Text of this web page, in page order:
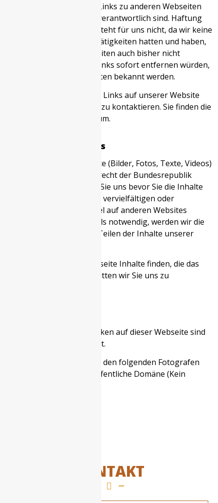
Unsere Webseite enthält Links zu anderen Webseiten
für deren Inhalt wir nicht verantwortlich sind. Haftung
für verlinkte Websites besteht für uns nicht, da wir keine
Kenntnis rechtswidriger Tätigkeiten hatten und haben,
uns solche Rechtswidrigkeiten auch bisher nicht
aufgefallen sind und wir Links sofort entfernen würden,
wenn uns Rechtswidrigkeiten bekannt werden.
Wenn Ihnen rechtswidrige Links auf unserer Website
auffallen, bitte wir Sie uns zu kontaktieren. Sie finden die
Kontaktdaten im Impressum.
Urheberrechtshinweis
Alle Inhalte dieser Webseite (Bilder, Fotos, Texte, Videos)
unterliegen dem Urheberrecht der Bundesrepublik
Deutschland. Bitte fragen Sie uns bevor Sie die Inhalte
dieser Website verbreiten, vervielfältigen oder
verwerten wie zum Beispiel auf anderen Websites
erneut veröffentlichen. Falls notwendig, werden wir die
unerlaubte Nutzung von Teilen der Inhalte unserer
Sollten Sie auf dieser Webseite Inhalte finden, die das
Urheberrecht verletzen, bitten wir Sie uns zu
Die Bilder, Fotos und Grafiken auf dieser Webseite sind
urheberrechtlich geschützt.
Die Bilderrechte liegen bei den folgenden Fotografen
und Unternehmen: CC0 Öffentliche Domäne (Kein
KONTAKT